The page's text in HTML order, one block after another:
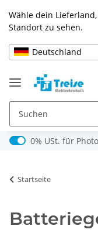
Wähle dein
Standort zu sehen.
Deutschland
0% USt. für
0% USt. für
Startseite